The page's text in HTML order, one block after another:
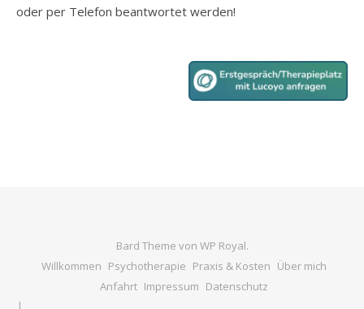
oder per Telefon beantwortet werden!
Bard Theme von WP Royal.
Willkommen Psychotherapie Praxis & Kosten Über mich
Anfahrt Impressum Datenschutz